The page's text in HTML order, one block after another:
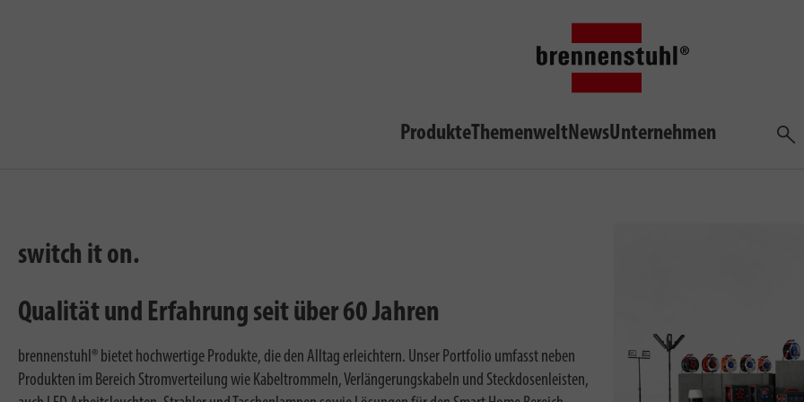
ProdukteThemenweltNewsUnternehmen
switch it on.
Qualität und Erfahrung seit über 60 Jahren
brennenstuhl® bietet hochwertige Produkte, die den Alltag erleichtern. Unser Portfolio umfasst neben
Produkten im Bereich Stromverteilung wie Kabeltrommeln, Verlängerungskabeln und Steckdosenleisten,